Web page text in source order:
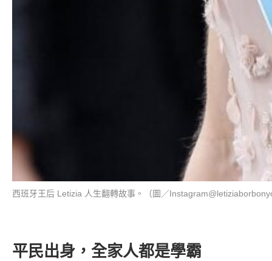
西班牙王后 Letizia 人生翻轉故事。（圖／
平民出身，全家人都是學霸